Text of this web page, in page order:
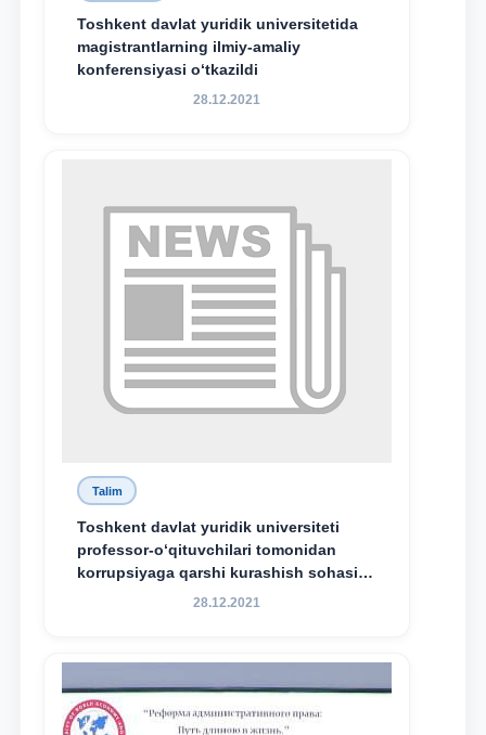
Toshkent davlat yuridik universitetida
magistrantlarning ilmiy-amaliy
konferensiyasi o‘tkazildi
28.12.2021
Talim
Toshkent davlat yuridik universiteti
professor-o‘qituvchilari tomonidan
korrupsiyaga qarshi kurashish sohasida
amalga oshirilayotgan islohotlar hamda
maqsadida xorijiy va mahalliy ilmiy
nashrlarda chop etilgan maqolalar
dayjesti
28.12.2021